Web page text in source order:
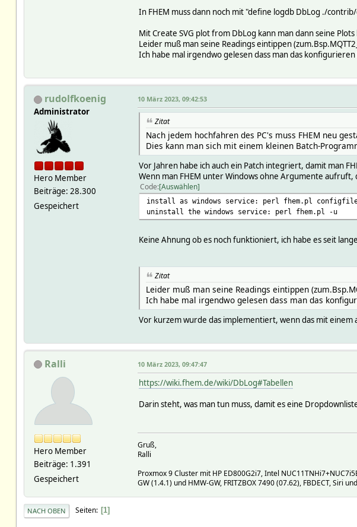
In FHEM muss dann noch mit "define logdb DbLog ./
Mit Create SVG plot from DbLog kann man dann seine
Leider muß man seine Readings eintippen
Ich habe mal irgendwo gelesen dass man das
rudolfkoenig
Administrator
Hero Member
Beiträge: 28.300
Gespeichert
10 März 2023, 09:42:53
Zitat
Nach jedem hochfahren des PC's muss FHEM neu
Dies kann man sich mit einem kleinen Batch-
Vor Jahren habe ich auch ein Patch integriert, damit man
Wenn man FHEM unter Windows ohne Argumente aufruft,
Code Auswählen
install as windows service: perl fhem.pl
uninstall the windows service: perl fhem.pl -u
Keine Ahnung ob es noch funktioniert, ich habe es seit
Zitat
Leider muß man seine Readings eintippen
Ich habe mal irgendwo gelesen dass man das
Vor kurzem wurde das implementiert, wenn das mit
Ralli
Hero Member
Beiträge: 1.391
Gespeichert
10 März 2023, 09:47:47
https://wiki.fhem.de/wiki/DbLog#Tabellen
Darin steht, was man tun muss, damit es eine
Gruß,
Ralli
Proxmox 9 Cluster mit HP ED800G2i7, Intel
GW (1.4.1) und HMW-GW, FRITZBOX 7490 (07.62), FBDECT, Siri
NACH OBEN Seiten 1